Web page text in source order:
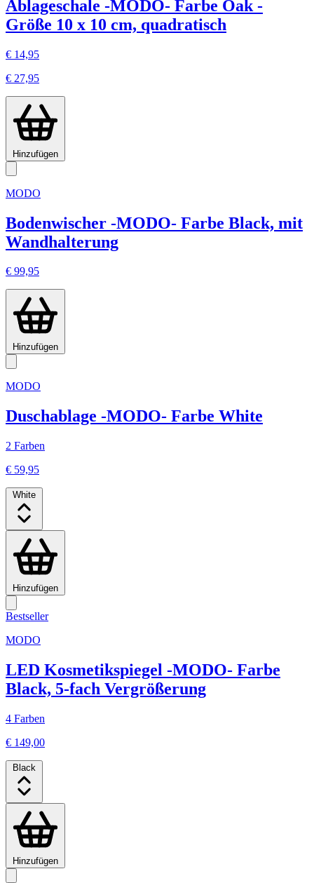
Ablageschale -MODO- Farbe Oak -
Größe 10 x 10 cm, quadratisch
€ 14,95
€ 27,95
Hinzufügen
MODO
Bodenwischer -MODO- Farbe Black, mit
Wandhalterung
€ 99,95
Hinzufügen
MODO
Duschablage -MODO- Farbe White
2 Farben
€ 59,95
White
Hinzufügen
Bestseller
MODO
LED Kosmetikspiegel -MODO- Farbe
Black, 5-fach Vergrößerung
4 Farben
€ 149,00
Black
Hinzufügen